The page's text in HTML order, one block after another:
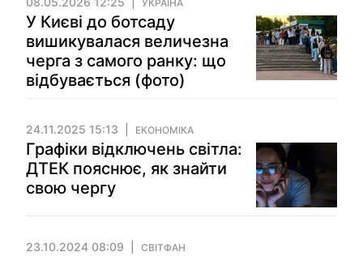
УКРАЇНА
У Києві до ботсаду
вишикувалася величезна
черга з самого ранку: що
відбувається (фото)
24.11.2025 15:13 ЕКОНОМІКА
Графіки відключень світла:
ДТЕК пояснює, як знайти
свою чергу
23.10.2024 08:09 СВІТФАН